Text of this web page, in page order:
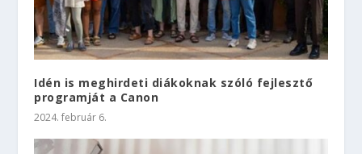
Idén is meghirdeti diákoknak szóló fejlesztő
programját a Canon
2024. február 6.